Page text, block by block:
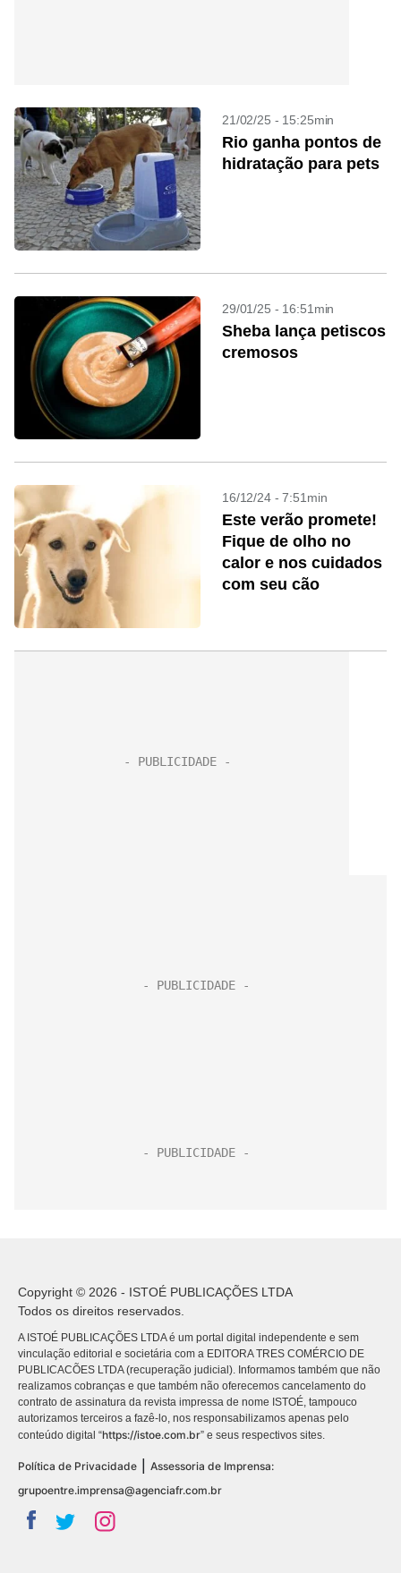
21/02/25 - 15:25min
Rio ganha pontos de
hidratação para pets
29/01/25 - 16:51min
Sheba lança petiscos
cremosos
16/12/24 - 7:51min
Este verão promete!
Fique de olho no
calor e nos cuidados
com seu cão
Copyright © 2026 - ISTOÉ PUBLICAÇÕES LTDA
Todos os direitos reservados.
A ISTOÉ PUBLICAÇÕES LTDA é um portal digital independente e sem
vinculação editorial e societária com a EDITORA TRES COMÉRCIO DE
PUBLICACÕES LTDA (recuperação judicial). Informamos também que não
realizamos cobranças e que também não oferecemos cancelamento do
contrato de assinatura da revista impressa de nome ISTOÉ, tampouco
autorizamos terceiros a fazê-lo, nos responsabilizamos apenas pelo
conteúdo digital “https://istoe.com.br” e seus respectivos sites.
Política de Privacidade
Assessoria de Imprensa:
grupoentre.imprensa@agenciafr.com.br